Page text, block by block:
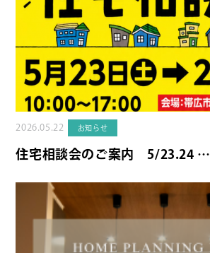
2026.05.22 お知らせ
住宅相談会のご案内 5/23.24 …